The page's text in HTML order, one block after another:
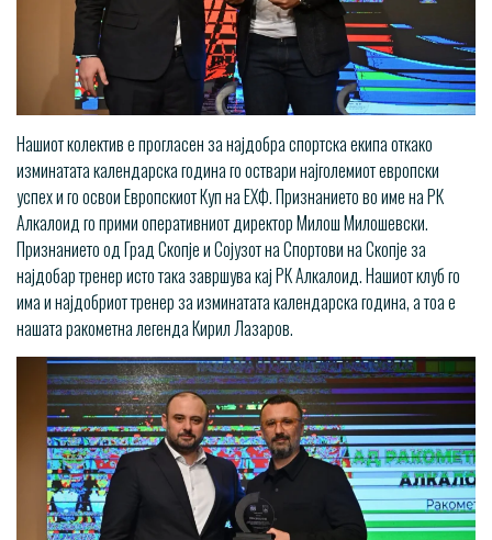
Нашиот колектив е прогласен за најдобра спортска екипа откако
изминатата календарска година го оствари најголемиот европски
успех и го освои Европскиот Куп на ЕХФ. Признанието во име на РК
Алкалоид го прими оперативниот директор Милош Милошевски.
Признанието од Град Скопје и Сојузот на Спортови на Скопје за
најдобар тренер исто така завршува кај РК Алкалоид. Нашиот клуб го
има и најдобриот тренер за изминатата календарска година, а тоа е
нашата ракометна легенда Кирил Лазаров.